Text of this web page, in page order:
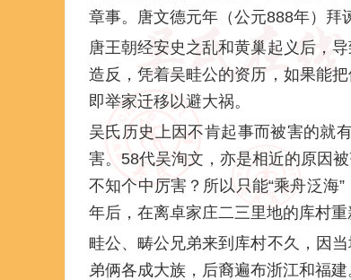
章事。唐文德元年（公元888年）拜
唐王朝经安史之乱和黄巢起义后，
造反，凭着吴畦公的资历，如果能
即举家迁移以避大祸。
吴氏历史上因不肯起事而被害的就
害。58代吴洵文，亦是相近的原因
不知个中厉害？所以只能“乘舟泛海
年后，在离卓家庄二三里地的库村重
畦公、畴公兄弟来到库村不久，因
弟俩各成大族，后裔遍布浙江和福建